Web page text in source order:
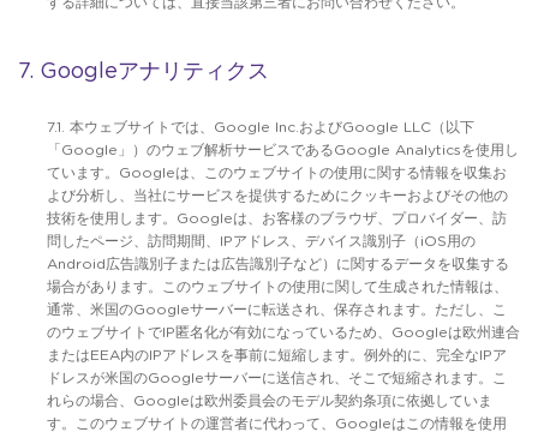
7. Googleアナリティクス
7.1. 本ウェブサイトでは、Google Inc.およびGoogle LLC（以下
「Google」）のウェブ解析サービスであるGoogle Analyticsを使用し
ています。Googleは、このウェブサイトの使用に関する情報を収集お
よび分析し、当社にサービスを提供するためにクッキーおよびその他の
技術を使用します。Googleは、お客様のブラウザ、プロバイダー、訪
問したページ、訪問期間、IPアドレス、デバイス識別子（iOS用の
Android広告識別子または広告識別子など）に関するデータを収集する
場合があります。このウェブサイトの使用に関して生成された情報は、
通常、米国のGoogleサーバーに転送され、保存されます。ただし、こ
のウェブサイトでIP匿名化が有効になっているため、Googleは欧州連合
またはEEA内のIPアドレスを事前に短縮します。例外的に、完全なIPア
ドレスが米国のGoogleサーバーに送信され、そこで短縮されます。こ
れらの場合、Googleは欧州委員会のモデル契約条項に依拠していま
す。このウェブサイトの運営者に代わって、Googleはこの情報を使用